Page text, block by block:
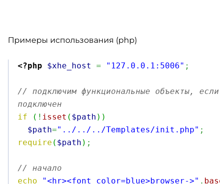
Примеры использования (php)
<?php $xhe_host = "127.0.0.1:5006" ;
// подключим функциональные объекты,
подключен
if
( ! isset ( $path ) )
$path="../../../Templates/init.php" ;
require ( $path ) ;
// начало
echo
"<hr><font color=blue>browser->" .